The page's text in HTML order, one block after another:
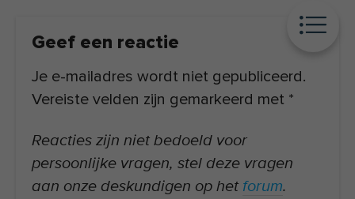
Geef een reactie
Je e-mailadres wordt niet gepubliceerd.
Vereiste velden zijn gemarkeerd met *
Reacties zijn niet bedoeld voor
persoonlijke vragen, stel deze vragen
aan onze deskundigen op het forum.